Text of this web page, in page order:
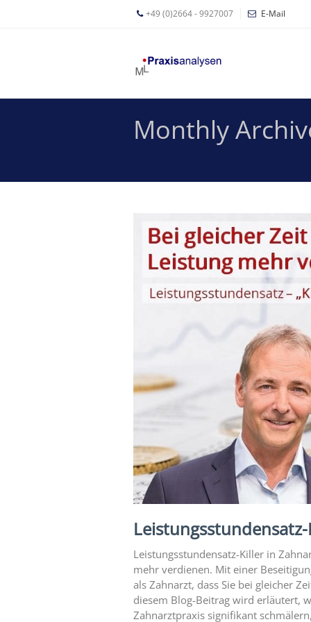
+49 (0)2664 - 9927007 E-Mail
Monthly
Leistungsstundensatz-Killer in
mehr verdienen. Mit einer
als Zahnarzt, dass Sie bei gleicher
diesem Blog-Beitrag wird erläutert,
Zahnarztpraxis signifikant
Zahnarzt